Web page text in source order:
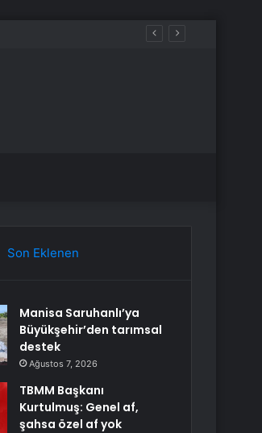
Son Eklenen
Manisa Saruhanlı’ya
Büyükşehir’den tarımsal
destek
Ağustos 7, 2026
TBMM Başkanı
Kurtulmuş: Genel af,
şahsa özel af yok